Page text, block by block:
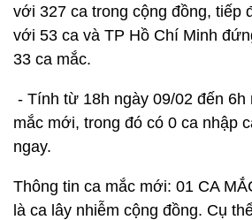
với 327 ca trong cộng đồng, tiếp
với 53 ca và TP Hồ Chí Minh
33 ca mắc.
- Tính từ 18h ngày 09/02 đến 6h
mắc mới, trong đó có 0 ca nhập
ngay.
Thông tin ca mắc mới: 01 CA
là ca lây nhiễm cộng đồng. Cụ